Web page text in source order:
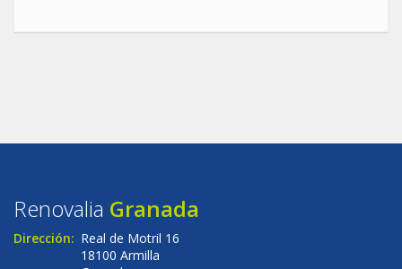
Renovalia Granada
Dirección: Real de Motril 16
18100 Armilla